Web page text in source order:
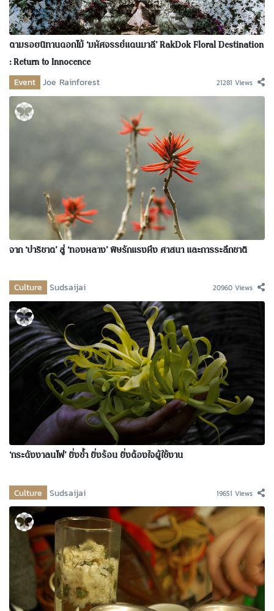
ตามรอยนิทานดอกไม้ ‘มหัศจรรย์แดนมาลี’ RakDok Floral Destination
: Return to Innocence
Event Joe Rainforest 21281 Views
จาก ‘ปาริชาต’ สู่ ‘ทองหลาง’ พิษรักแรงหึง ศาสนา และการระลึกชาติ
Culture Sudsaijai 20960 Views
‘กระดังงาลนไฟ’ ยิ่งช้ำ ยิ่งร้อน ยิ่งต้องใจผู้ใช้งาน
Culture Sudsaijai 19651 Views